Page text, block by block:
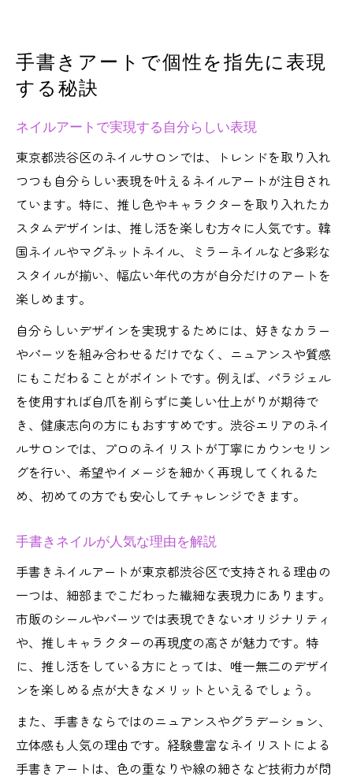
手書きアートで個性を指先に表現
する秘訣
ネイルアートで実現する自分らしい表現
東京都渋谷区のネイルサロンでは、トレンドを取り入れ
つつも自分らしい表現を叶えるネイルアートが注目され
ています。特に、推し色やキャラクターを取り入れたカ
スタムデザインは、推し活を楽しむ方々に人気です。韓
国ネイルやマグネットネイル、ミラーネイルなど多彩な
スタイルが揃い、幅広い年代の方が自分だけのアートを
楽しめます。
自分らしいデザインを実現するためには、好きなカラー
やパーツを組み合わせるだけでなく、ニュアンスや質感
にもこだわることがポイントです。例えば、パラジェル
を使用すれば自爪を削らずに美しい仕上がりが期待で
き、健康志向の方にもおすすめです。渋谷エリアのネイ
ルサロンでは、プロのネイリストが丁寧にカウンセリン
グを行い、希望やイメージを細かく再現してくれるた
め、初めての方でも安心してチャレンジできます。
手書きネイルが人気な理由を解説
手書きネイルアートが東京都渋谷区で支持される理由の
一つは、細部までこだわった繊細な表現力にあります。
市販のシールやパーツでは表現できないオリジナリティ
や、推しキャラクターの再現度の高さが魅力です。特
に、推し活をしている方にとっては、唯一無二のデザイ
ンを楽しめる点が大きなメリットといえるでしょう。
また、手書きならではのニュアンスやグラデーション、
立体感も人気の理由です。経験豊富なネイリストによる
手書きアートは、色の重なりや線の細さなど技術力が問